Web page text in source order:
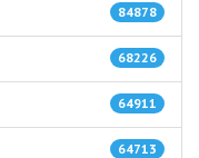
84878
68226
64911
64713